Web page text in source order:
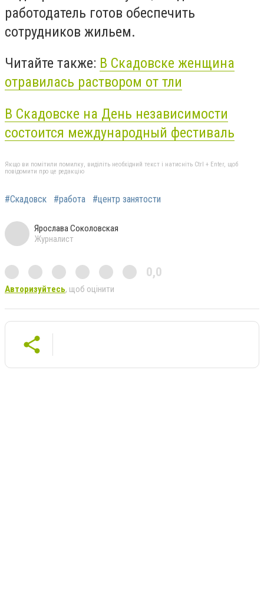
работодатель готов обеспечить
сотрудников жильем.
Читайте также: В Скадовске женщина
отравилась раствором от тли
В Скадовске на День независимости
состоится международный фестиваль
Якщо ви помітили помилку, виділіть необхідний текст і натисніть Ctrl + Enter, щоб
повідомити про це редакцію
#Скадовск #работа #центр занятости
Ярослава Соколовская
Журналист
0,0
Авторизуйтесь, щоб оцінити